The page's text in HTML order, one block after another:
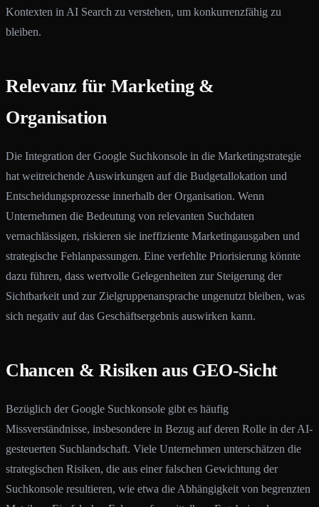
Kontexten in AI Search zu verstehen, um konkurrenzfähig zu
bleiben.
Relevanz für Marketing &
Organisation
Die Integration der Google Suchkonsole in die Marketingstrategie
hat weitreichende Auswirkungen auf die Budgetallokation und
Entscheidungsprozesse innerhalb der Organisation. Wenn
Unternehmen die Bedeutung von relevanten Suchdaten
vernachlässigen, riskieren sie ineffiziente Marketingausgaben und
strategische Fehlanpassungen. Eine verfehlte Priorisierung könnte
dazu führen, dass wertvolle Gelegenheiten zur Steigerung der
Sichtbarkeit und zur Zielgruppenansprache ungenutzt bleiben, was
sich negativ auf das Geschäftsergebnis auswirken kann.
Chancen & Risiken aus GEO-Sicht
Bezüglich der Google Suchkonsole gibt es häufig
Missverständnisse, insbesondere in Bezug auf deren Rolle in der AI-
gesteuerten Suchlandschaft. Viele Unternehmen unterschätzen die
strategischen Risiken, die aus einer falschen Gewichtung der
Suchkonsole resultieren, wie etwa die Abhängigkeit von begrenzten